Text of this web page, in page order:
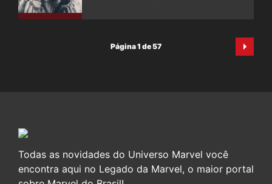
Página 1 de 57
Todas as novidades do Universo Marvel você
encontra aqui no Legado da Marvel, o maior portal